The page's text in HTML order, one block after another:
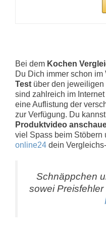
Bei dem Kochen
Du Dich immer schon im
Test über den
sind zahlreich im
eine Auflistung der
zur Verfügung. Du
Produktvideo
viel Spass beim Stöbern
online24 dein
Schnäppchen
sowei Preisfehler